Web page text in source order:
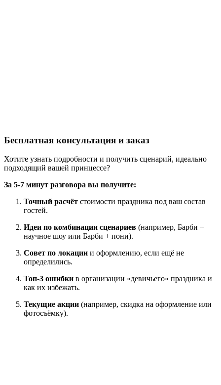
Бесплатная консультация и заказ
Хотите узнать подробности и получить сценарий, идеально
подходящий вашей принцессе?
За 5-7 минут разговора вы получите:
Точный расчёт стоимости праздника под ваш состав
гостей.
Идеи по комбинации сценариев (например, Барби +
научное шоу или Барби + пони).
Совет по локации и оформлению, если ещё не
определились.
Топ-3 ошибки в организации «девичьего» праздника и
как их избежать.
Текущие акции (например, скидка на оформление или
фотосъёмку).